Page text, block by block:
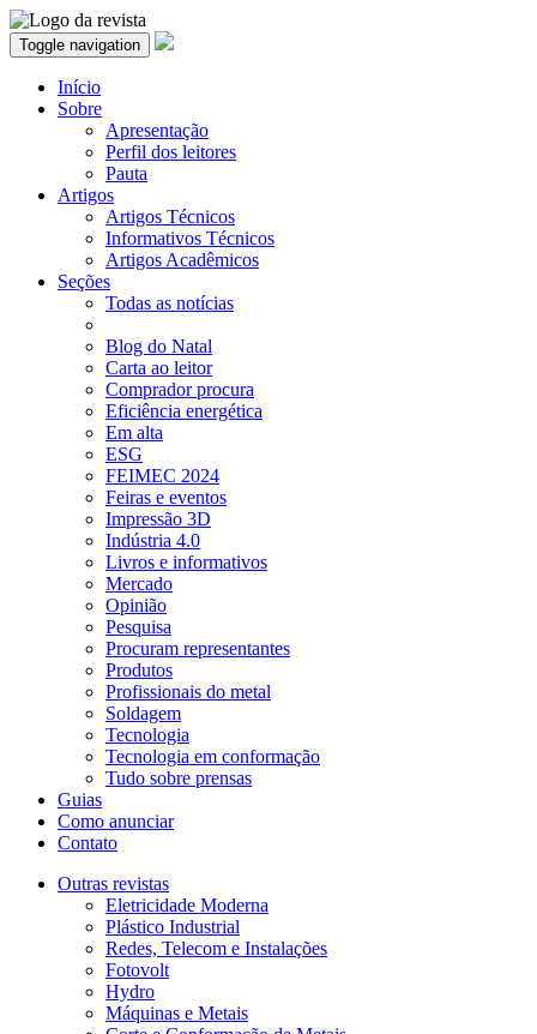
Toggle navigation
Início
Sobre
Apresentação
Perfil dos leitores
Pauta
Artigos
Artigos Técnicos
Informativos Técnicos
Artigos Acadêmicos
Seções
Todas as notícias
Blog do Natal
Carta ao leitor
Comprador procura
Eficiência energética
Em alta
ESG
FEIMEC 2024
Feiras e eventos
Impressão 3D
Indústria 4.0
Livros e informativos
Mercado
Opinião
Pesquisa
Procuram representantes
Produtos
Profissionais do metal
Soldagem
Tecnologia
Tecnologia em conformação
Tudo sobre prensas
Guias
Como anunciar
Contato
Outras revistas
Eletricidade Moderna
Plástico Industrial
Redes, Telecom e Instalações
Fotovolt
Hydro
Máquinas e Metais